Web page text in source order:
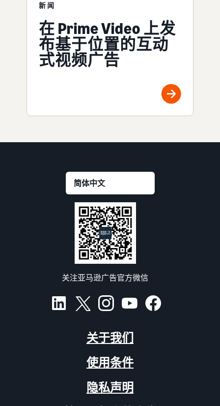
新闻
在 Prime Video 上发
布基于位置的互动
式视频广告
关注亚马逊广告官方微信
关于我们
使用条件
隐私声明